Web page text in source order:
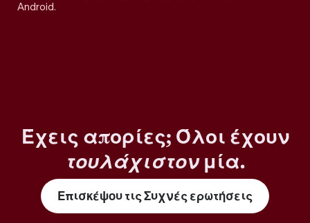
Android.
Έχεις απορίες; Όλοι έχουν
τουλάχιστονμία.
Επισκέψου τις Συχνές ερωτήσεις